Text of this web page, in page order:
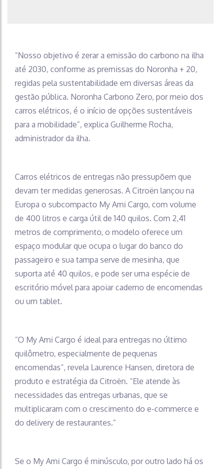
“Nosso objetivo é zerar a emissão do carbono na ilha
até 2030, conforme as premissas do Noronha + 20,
regidas pela sustentabilidade em diversas áreas da
gestão pública. Noronha Carbono Zero, por meio dos
carros elétricos, é o início de opções sustentáveis
para a mobilidade”, explica Guilherme Rocha,
administrador da ilha.
Carros elétricos de entregas não pressupõem que
devam ter medidas generosas. A Citroën lançou na
Europa o subcompacto My Ami Cargo, com volume
de 400 litros e carga útil de 140 quilos. Com 2,41
metros de comprimento, o modelo oferece um
espaço modular que ocupa o lugar do banco do
passageiro e sua tampa serve de mesinha, que
suporta até 40 quilos, e pode ser uma espécie de
escritório móvel para apoiar caderno de encomendas
ou um tablet.
“O My Ami Cargo é ideal para entregas no último
quilômetro, especialmente de pequenas
encomendas”, revela Laurence Hansen, diretora de
produto e estratégia da Citroën. “Ele atende às
necessidades das entregas urbanas, que se
multiplicaram com o crescimento do e-commerce e
do delivery de restaurantes.”
Se o My Ami Cargo é minúsculo, por outro lado há os